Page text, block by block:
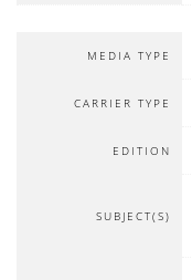
MEDIA TYPE
CARRIER TYPE
EDITION
SUBJECT(S)